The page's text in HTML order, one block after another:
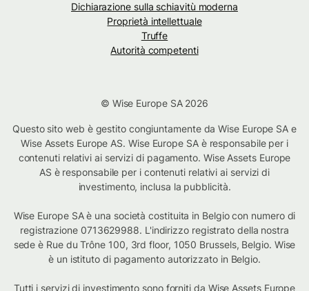
Dichiarazione sulla schiavitù moderna
Proprietà intellettuale
Truffe
Autorità competenti
© Wise Europe SA 2026
Questo sito web è gestito congiuntamente da Wise Europe SA e
Wise Assets Europe AS. Wise Europe SA è responsabile per i
contenuti relativi ai servizi di pagamento. Wise Assets Europe
AS è responsabile per i contenuti relativi ai servizi di
investimento, inclusa la pubblicità.
Wise Europe SA è una società costituita in Belgio con numero di
registrazione 0713629988. L'indirizzo registrato della nostra
sede è Rue du Trône 100, 3rd floor, 1050 Brussels, Belgio. Wise
è un istituto di pagamento autorizzato in Belgio.
Tutti i servizi di investimento sono forniti da Wise Assets Europe